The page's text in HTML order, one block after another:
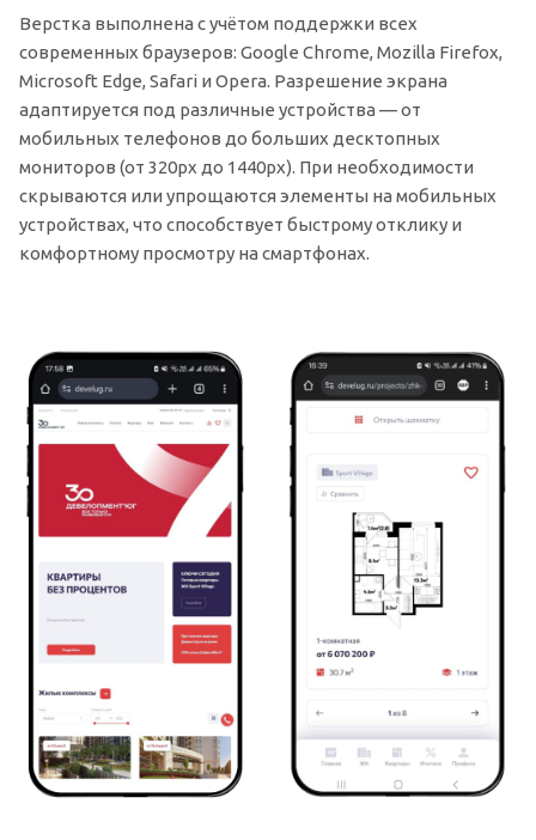
Верстка выполнена с учётом поддержки всех
современных браузеров: Google Chrome, Mozilla Firefox,
Microsoft Edge, Safari и Opera. Разрешение экрана
адаптируется под различные устройства — от
мобильных телефонов до больших десктопных
мониторов (от 320px до 1440px). При необходимости
скрываются или упрощаются элементы на мобильных
устройствах, что способствует быстрому отклику и
комфортному просмотру на смартфонах.